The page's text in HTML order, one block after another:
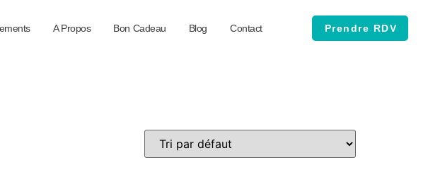
A Propos Bon Cadeau Blog Contact Prendre RDV